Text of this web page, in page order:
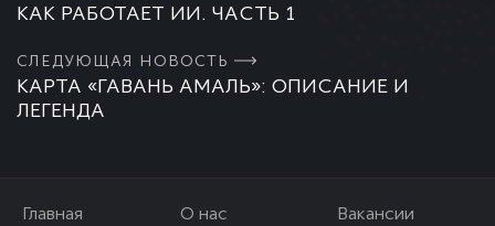
КАК РАБОТАЕТ ИИ. ЧАСТЬ 1
СЛЕДУЮЩАЯ НОВОСТЬ
КАРТА «ГАВАНЬ АМАЛЬ»: ОПИСАНИЕ И
ЛЕГЕНДА
Главная О нас
Вакансии